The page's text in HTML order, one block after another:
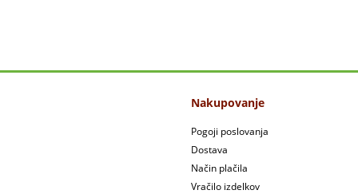
Nakupovanje
Pogoji poslovanja
Dostava
Način plačila
Vračilo izdelkov